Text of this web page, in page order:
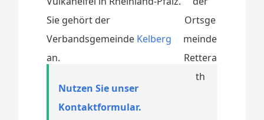
Sie gehört der
Verbandsgemeinde Kelberg
an.
Nutzen Sie unser
Kontaktformular.